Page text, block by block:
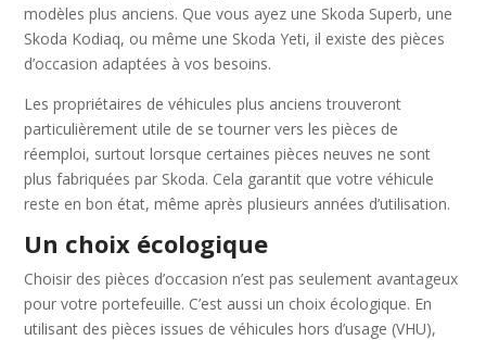
modèles plus anciens. Que vous ayez une Skoda Superb, une
Skoda Kodiaq, ou même une Skoda Yeti, il existe des pièces
d’occasion adaptées à vos besoins.
Les propriétaires de véhicules plus anciens trouveront
particulièrement utile de se tourner vers les pièces de
réemploi, surtout lorsque certaines pièces neuves ne sont
plus fabriquées par Skoda. Cela garantit que votre véhicule
reste en bon état, même après plusieurs années d’utilisation.
Un choix écologique
Choisir des pièces d’occasion n’est pas seulement avantageux
pour votre portefeuille. C’est aussi un choix écologique. En
utilisant des pièces issues de véhicules hors d’usage (VHU),